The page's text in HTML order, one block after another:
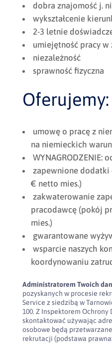
dobra znajomość j.
wykształcenie
2-3 letnie
umiejętność pracy w
niezależność
sprawność fizyczna
Oferujemy:
umowę o pracę z
na niemieckich
WYNAGRODZENIE:
zapewnione dodatki
€ netto mies.)
zakwaterowanie
pracodawcę (pokój
mies.)
gwarantowane
wsparcie naszych
koordynowaniu
Administratorem Twoich
pozyskanych w procesie
Service z siedzibą w
100. Z Inspektorem Ochrony
skontaktować używając
osobowe będą
rekrutacji (podstawa